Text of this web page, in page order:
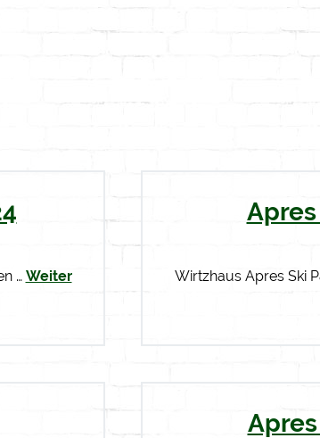
… Weiter
Wirtzhaus Apres Ski